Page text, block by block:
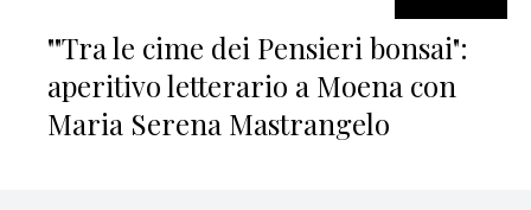
""Tra le cime dei Pensieri bonsai":
aperitivo letterario a Moena con
Maria Serena Mastrangelo